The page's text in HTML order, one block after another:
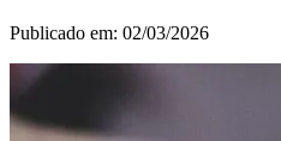
Publicado em: 02/03/2026